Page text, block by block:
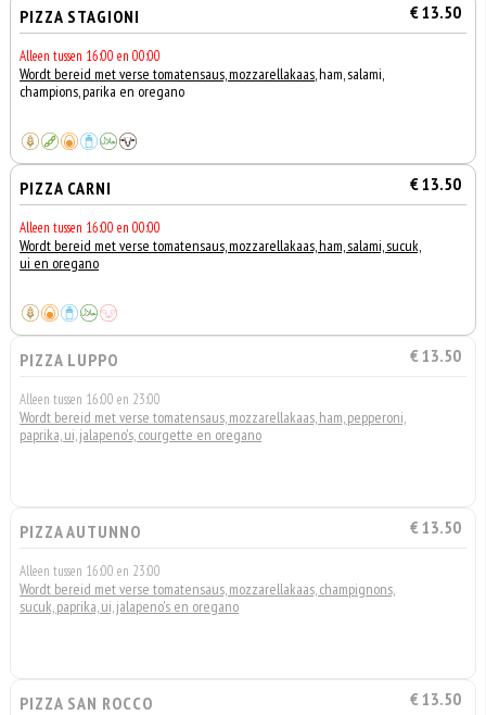
PIZZA STAGIONI € 13.50
Alleen tussen 16:00 en 00:00
Wordt bereid met verse tomatensaus, mozzarellakaas, ham, salami,
champions, parika en oregano
PIZZA CARNI € 13.50
Alleen tussen 16:00 en 00:00
Wordt bereid met verse tomatensaus, mozzarellakaas, ham, salami, sucuk,
ui en oregano
PIZZA LUPPO € 13.50
Alleen tussen 16:00 en 23:00
Wordt bereid met verse tomatensaus, mozzarellakaas, ham, pepperoni,
paprika, ui, jalapeno's, courgette en oregano
PIZZA AUTUNNO € 13.50
Alleen tussen 16:00 en 23:00
Wordt bereid met verse tomatensaus, mozzarellakaas, champignons,
sucuk, paprika, ui, jalapeno's en oregano
PIZZA SAN ROCCO € 13.50